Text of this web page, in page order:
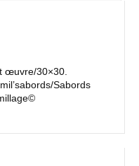
œuvre/30×30.
Sabords